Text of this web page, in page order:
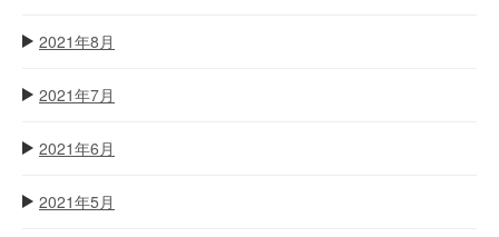
2021年8月
2021年7月
2021年6月
2021年5月